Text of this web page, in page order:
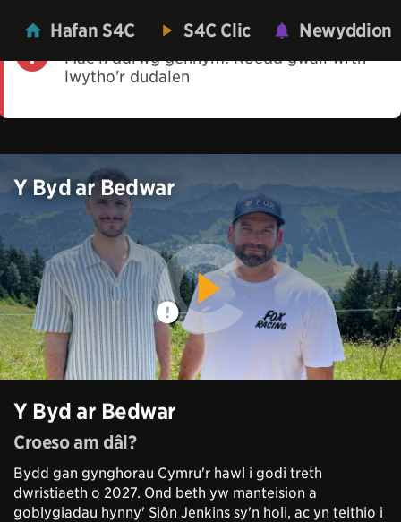
Hafan S4C S4C Clic Newyddion
Mae'n ddrwg gennym! Roedd gwall wrth
lwytho'r dudalen
Y Byd ar Bedwar
Y Byd ar Bedwar
Croeso am dâl?
Bydd gan gynghorau Cymru'r hawl i godi treth
dwristiaeth o 2027. Ond beth yw manteision a
goblygiadau hynny' Siôn Jenkins sy'n holi, ac yn teithio i